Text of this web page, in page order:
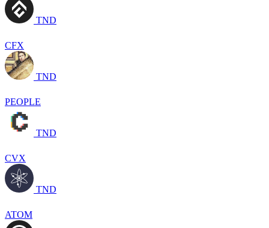
TND
CFX
TND
PEOPLE
TND
CVX
TND
ATOM